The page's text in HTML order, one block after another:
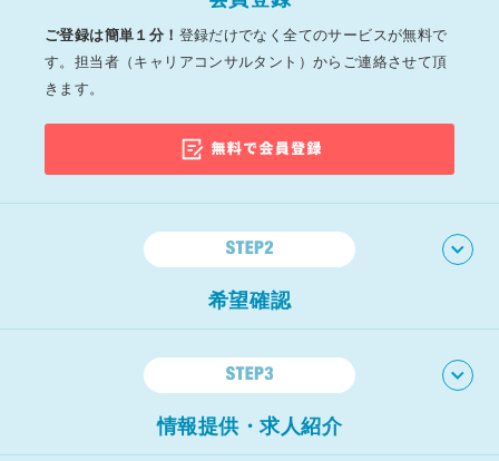
ご登録は簡単１分！ 登録だけでなく全てのサービスが無料で
す。 担当者（キャリアコンサルタント）からご連絡させて頂
きます。
希望確認
コンサルタントが希望の場所へ直接お伺いします。
電話
やメールをご希望の場合はそちらでも構いません。
情報提供・求人紹介